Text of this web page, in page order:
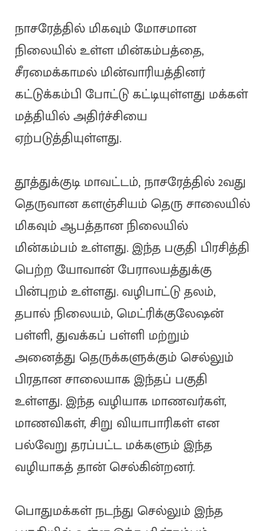
நாசரேத்தில் மிகவும் மோசமான
நிலையில் உள்ள மின்கம்பத்தை,
சீரமைக்காமல் மின்வாரியத்தினர்
கட்டுக்கம்பி போட்டு கட்டியுள்ளது மக்கள்
மத்தியில் அதிர்ச்சியை
ஏற்படுத்தியுள்ளது.
தூத்துக்குடி மாவட்டம், நாசரேத்தில் 2வது
தெருவான களஞ்சியம் தெரு சாலையில்
மிகவும் ஆபத்தான நிலையில்
மின்கம்பம் உள்ளது. இந்த பகுதி பிரசித்தி
பெற்ற யோவான் பேராலயத்துக்கு
பின்புறம் உள்ளது. வழிபாட்டு தலம்,
தபால் நிலையம், மெட்ரிக்குலேஷன்
பள்ளி, துவக்கப் பள்ளி மற்றும்
அனைத்து தெருக்களுக்கும் செல்லும்
பிரதான சாலையாக இந்தப் பகுதி
உள்ளது. இந்த வழியாக மாணவர்கள்,
மாணவிகள், சிறு வியாபாரிகள் என
பல்வேறு தரப்பட்ட மக்களும் இந்த
வழியாகத் தான் செல்கின்றனர்.
பொதுமக்கள் நடந்து செல்லும் இந்த